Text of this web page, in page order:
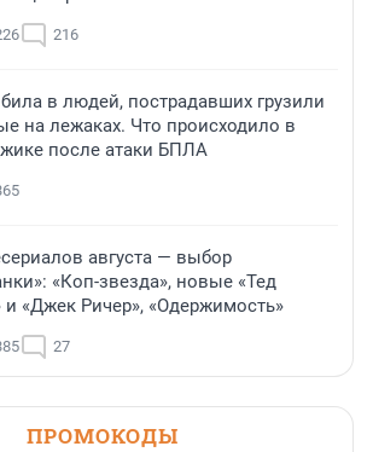
216
била в людей, пострадавших грузили
на лежаках. Что происходило в
после атаки БПЛА
августа — выбор
«Коп-звезда», новые «Тед
и «Джек Ричер», «Одержимость»
27
ПРОМОКОДЫ